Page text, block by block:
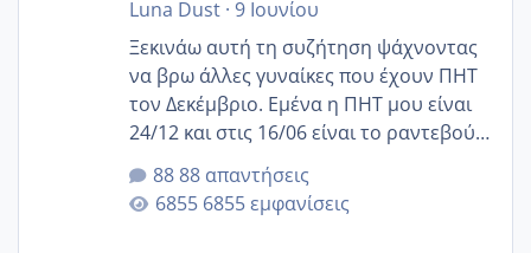
Luna Dust· 9 Ιουνίου
Ξεκινάω αυτή τη συζήτηση ψάχνοντας
να βρω άλλες γυναίκες που έχουν ΠΗΤ
τον Δεκέμβριο. Εμένα η ΠΗΤ μου είναι
24/12 και στις 16/06 είναι το ραντεβού
της αυχενικής διαφάνειας. Έχω αρκετό
άγχος και οι μέρες δεν φαίνεται να
περνάνε με τίποτα.
88 απαντήσεις
6855 εμφανίσεις